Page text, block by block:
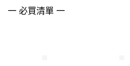
一 必買清單 一